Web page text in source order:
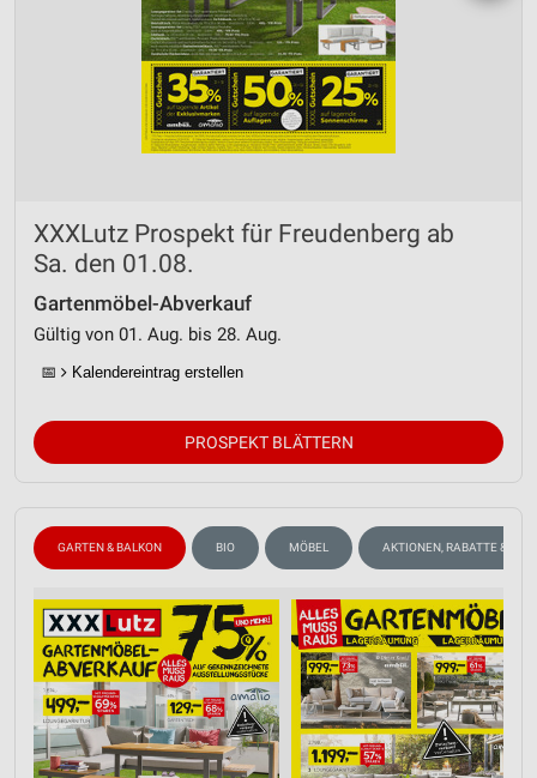
XXXLutz Prospekt für Freudenberg ab
Sa. den 01.08.
Gartenmöbel-Abverkauf
Gültig von 01. Aug. bis 28. Aug.
📅 Kalendereintrag erstellen
PROSPEKT BLÄTTERN
GARTEN & BALKON BIO MÖBEL AKTIONEN, RABATTE &